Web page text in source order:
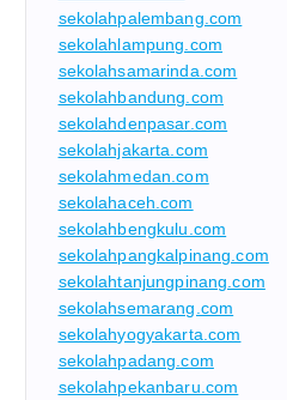
sekolahpalembang.com
sekolahlampung.com
sekolahsamarinda.com
sekolahbandung.com
sekolahdenpasar.com
sekolahjakarta.com
sekolahmedan.com
sekolahaceh.com
sekolahbengkulu.com
sekolahpangkalpinang.com
sekolahtanjungpinang.com
sekolahsemarang.com
sekolahyogyakarta.com
sekolahpadang.com
sekolahpekanbaru.com